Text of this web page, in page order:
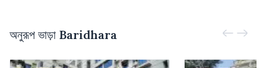
অনুরূপ ভাড়া Baridhara